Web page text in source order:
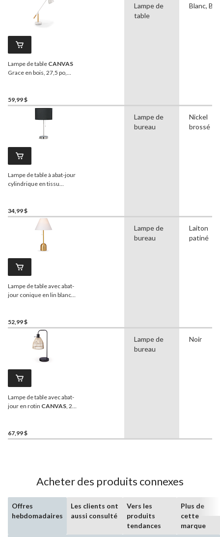
Lampe de table CANVAS
Grace en bois, 27,5 po,
59,99 $
Lampe de
table
Blanc,
Lampe de table à abat-jour
cylindrique en tissu
34,99 $
Lampe de
bureau
Nickel
brossé
Lampe de table avec abat-
jour conique en lin blanc
52,99 $
Lampe de
bureau
Laiton
patiné
Lampe de table avec abat-
jour en rotin CANVAS , 20
67,99 $
Lampe de
bureau
Noir
Acheter des produits connexes
Offres
hebdomadaires
Les clients ont
aussi consulté
Vers les
produits
tendances
Plus de
cette
marque